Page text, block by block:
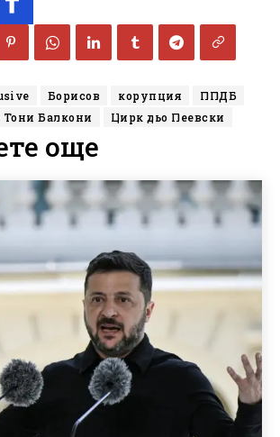
Борисов корупция
ППДБ
Тони Балкони Цирк дьо Пеевски
още